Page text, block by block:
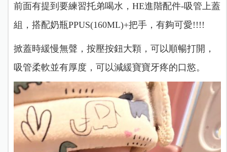
前面有提到要練習托弟喝水，HE進階配件-吸管上蓋
組，搭配奶瓶PPUS(160ML)+把手，有夠可愛!!!!
掀蓋時緩慢無聲，按壓按鈕大顆，可以順暢打開，
吸管柔軟並有厚度，可以減緩寶寶牙疼的口慾。